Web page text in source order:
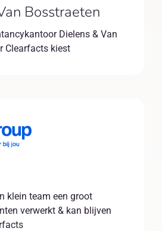
Bosstraeten
Dielens & Van
Clearfacts kiest
klein team een groot
verwerkt & kan blijven